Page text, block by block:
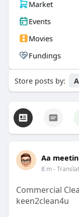
Market
Events
Movies
Fundings
Store posts by:
Aa
8 m-
Commercial
keen2clean4u